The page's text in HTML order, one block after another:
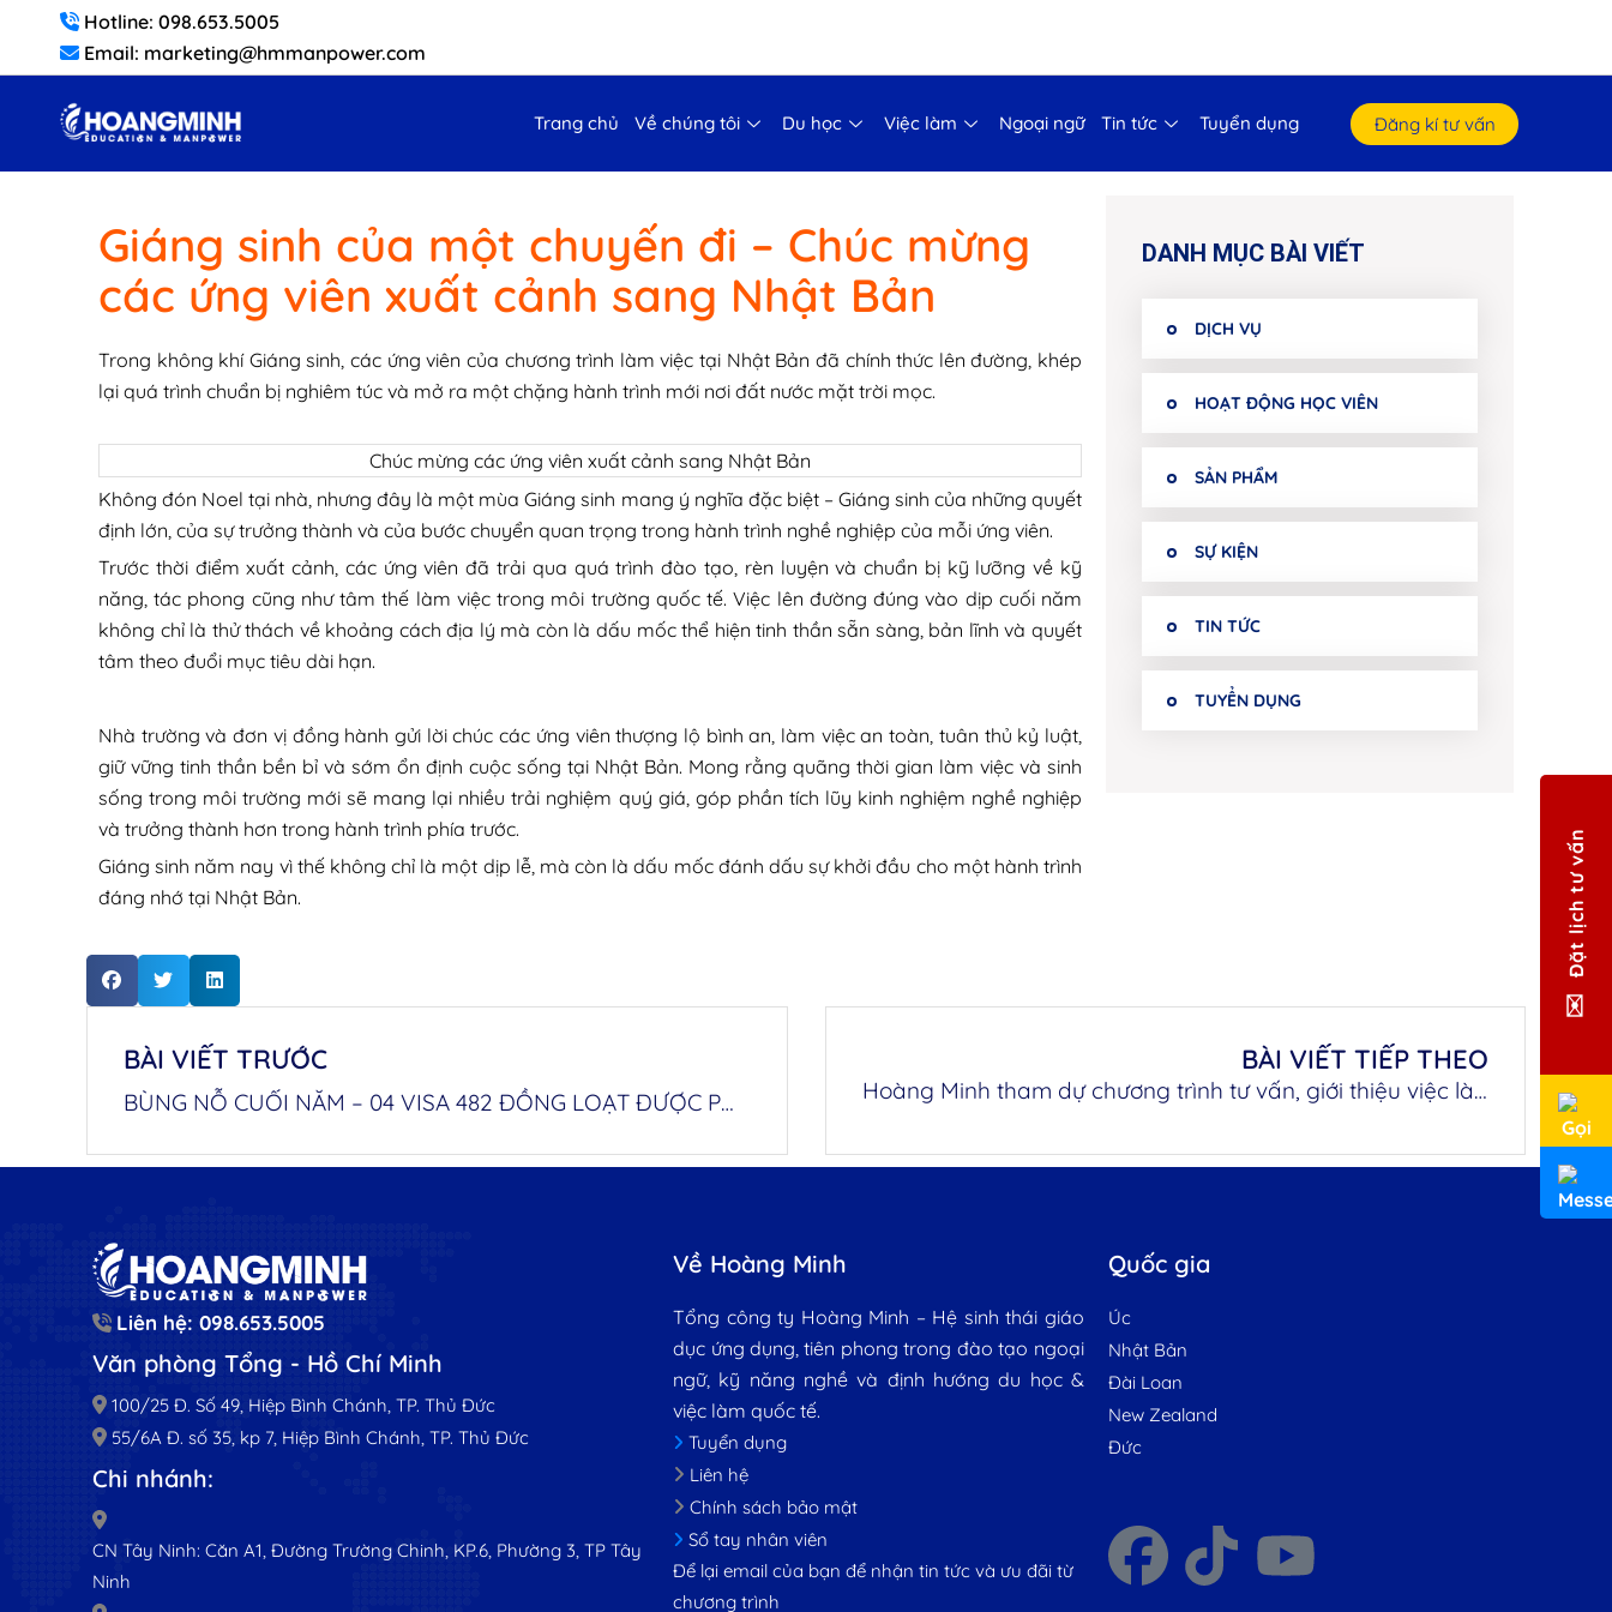
Hotline: 098.653.5005
Email: marketing@hmmanpower.com
Trang chủ Về chúng tôi Du học Việc làm Ngoại ngữ Tin tức Tuyển dụng Đăng kí tư vấn
Giáng sinh của một chuyến đi – Chúc mừng
các ứng viên xuất cảnh sang Nhật Bản
Trong không khí Giáng sinh, các ứng viên của chương trình làm việc tại Nhật Bản đã chính thức lên đường, khép
lại quá trình chuẩn bị nghiêm túc và mở ra một chặng hành trình mới nơi đất nước mặt trời mọc.
Chúc mừng các ứng viên xuất cảnh sang Nhật Bản
Không đón Noel tại nhà, nhưng đây là một mùa Giáng sinh mang ý nghĩa đặc biệt – Giáng sinh của những quyết
định lớn, của sự trưởng thành và của bước chuyển quan trọng trong hành trình nghề nghiệp của mỗi ứng viên.
Trước thời điểm xuất cảnh, các ứng viên đã trải qua quá trình đào tạo, rèn luyện và chuẩn bị kỹ lưỡng về kỹ
năng, tác phong cũng như tâm thế làm việc trong môi trường quốc tế. Việc lên đường đúng vào dịp cuối năm
không chỉ là thử thách về khoảng cách địa lý mà còn là dấu mốc thể hiện tinh thần sẵn sàng, bản lĩnh và quyết
tâm theo đuổi mục tiêu dài hạn.
Nhà trường và đơn vị đồng hành gửi lời chúc các ứng viên thượng lộ bình an, làm việc an toàn, tuân thủ kỷ luật,
giữ vững tinh thần bền bỉ và sớm ổn định cuộc sống tại Nhật Bản. Mong rằng quãng thời gian làm việc và sinh
sống trong môi trường mới sẽ mang lại nhiều trải nghiệm quý giá, góp phần tích lũy kinh nghiệm nghề nghiệp
và trưởng thành hơn trong hành trình phía trước.
Giáng sinh năm nay vì thế không chỉ là một dịp lễ, mà còn là dấu mốc đánh dấu sự khởi đầu cho một hành trình
đáng nhớ tại Nhật Bản.
DANH MỤC BÀI VIẾT
DỊCH VỤ
HOẠT ĐỘNG HỌC VIÊN
SẢN PHẨM
SỰ KIỆN
TIN TỨC
TUYỂN DỤNG
BÀI VIẾT TRƯỚC
BÙNG NỖ CUỐI NĂM – 04 VISA 482 ĐỒNG LOẠT ĐƯỢC PHÊ DUYỆT
BÀI VIẾT TIẾP THEO
Hoàng Minh tham dự chương trình tư vấn, giới thiệu việc làm cho quân nhân xuất ngũ tại Tây Ninh
Liên hệ: 098.653.5005
Văn phòng Tổng - Hồ Chí Minh
100/25 Đ. Số 49, Hiệp Bình Chánh, TP. Thủ Đức
55/6A Đ. số 35, kp 7, Hiệp Bình Chánh, TP. Thủ Đức
Chi nhánh:
CN Tây Ninh: Căn A1, Đường Trường Chinh, KP.6, Phường 3, TP Tây
Ninh
Về Hoàng Minh
Tổng công ty Hoàng Minh – Hệ sinh thái giáo
dục ứng dụng, tiên phong trong đào tạo ngoại
ngữ, kỹ năng nghề và định hướng du học &
việc làm quốc tế.
Tuyển dụng
Liên hệ
Chính sách bảo mật
Sổ tay nhân viên
Để lại email của bạn để nhận tin tức và ưu đãi từ
chương trình
Quốc gia
Úc
Nhật Bản
Đài Loan
New Zealand
Đức
Đặt lịch tư vấn